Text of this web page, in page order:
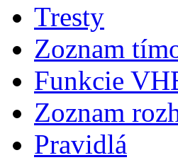
Tresty
Zoznam
Funkcie
Zoznam
Pravidlá